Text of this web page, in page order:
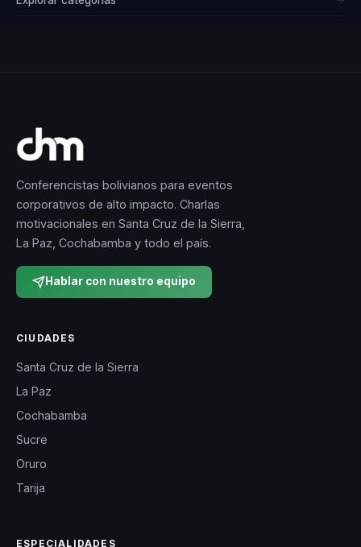
Conferencistas bolivianos para eventos
corporativos de alto impacto. Charlas
motivacionales en Santa Cruz de la Sierra,
La Paz, Cochabamba y todo el país.
Hablar con nuestro equipo
CIUDADES
Santa Cruz de la Sierra
La Paz
Cochabamba
Sucre
Oruro
Tarija
ESPECIALIDADES